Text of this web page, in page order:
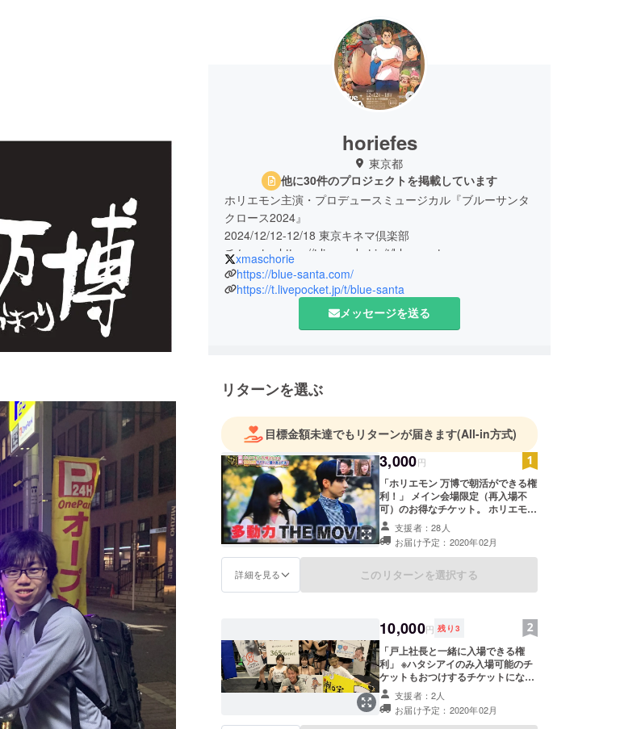
horiefes
東京都
他に30件のプロジェクトを掲載しています
ホリエモン主演・プロデュースミュージカル『ブルーサンタ
クロース2024』
2024/12/12-12/18 東京キネマ倶楽部
チケット➡https://t.livepocket.jp/t/blue-santa
#ブルーサンタクロース
xmaschorie
https://blue-santa.com/
https://t.livepocket.jp/t/blue-santa
メッセージを送る
リターンを選ぶ
目標金額未達でもリターンが届きます(All-in方式)
3,000円
「ホリエモン 万博で朝活ができる権
利！」 メイン会場限定（再入場不
可）のお得なチケット。 ホリエモン
万博ってどんな所かわからないって
方はお試しにどうぞ！ 朝8時50分入
場開始 13時完全撤収予定 映画多動
力上映会 裏話？！結城ちかvs監督
ハシテツヤトーク 舞台クリスマス
ドリンクつき などなど、豪華なコン
テンツ盛り沢山！ ※再入場は原則で
きないです。
支援者：28人
お届け予定：2020年02月
詳細を見る このリターンを選択する
10,000円 残り 3
「戸上社長と一緒に入場できる権
利」 ※ハタシアイのみ入場可能のチ
ケットもおつけするチケットになり
ます。 すでに万博チケットがある方
は、粗品もつけます。 勝ったら多分
戸上社長がお礼をいいます。 戸上社
支援者：2人
お届け予定：2020年02月